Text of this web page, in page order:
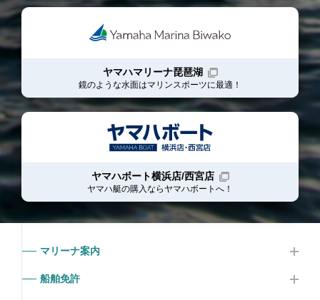
ヤマハマリーナ琵琶湖
鏡のような水面はマリンスポーツに最適！
ヤマハボート横浜店/西宮店
ヤマハ艇の購入ならヤマハボート へ！
マリーナ案内
船舶免許